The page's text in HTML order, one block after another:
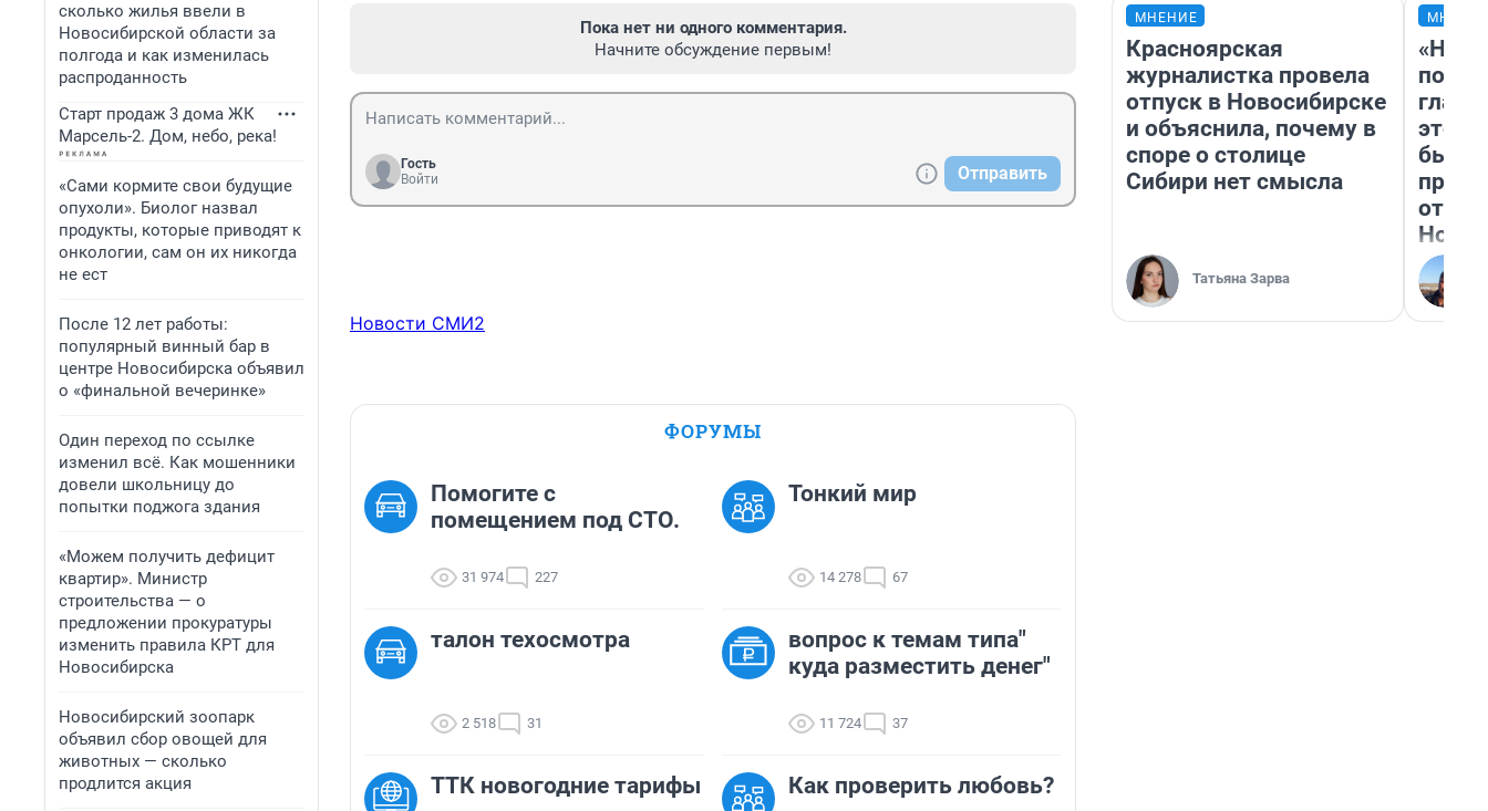
сколько жилья ввели в
Новосибирской области за
полгода и как изменилась
распроданность
Старт продаж 3 дома ЖК
Марсель-2. Дом, небо, река!
«Сами кормите свои будущие
опухоли». Биолог назвал
продукты, которые приводят к
онкологии, сам он их никогда
не ест
После 12 лет работы:
популярный винный бар в
центре Новосибирска объявил
о «финальной вечеринке»
Один переход по ссылке
изменил всё. Как мошенники
довели школьницу до
попытки поджога здания
«Можем получить дефицит
квартир». Министр
строительства — о
предложении прокуратуры
изменить правила КРТ для
Новосибирска
Новосибирский зоопарк
объявил сбор овощей для
животных — сколько
продлится акция
Пока нет ни одного комментария.
Начните обсуждение первым!
Гость
Войти
Отправить
Новости СМИ2
ФОРУМЫ
Помогите с
помещением под СТО.
31 974 227
Тонкий мир
14 278 67
талон техосмотра
2 518 31
вопрос к темам типа"
куда разместить денег"
11 724 37
ТТК новогодние тарифы Как проверить любовь?
МНЕНИЕ
Красноярская
журналистка провела
отпуск в Новосибирске
и объяснила, почему в
споре о столице
Сибири нет смысла
Татьяна Зарва
этого
бьет